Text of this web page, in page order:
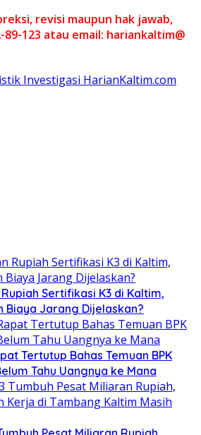
revisi maupun hak jawab,
89-123 atau email: hariankaltim@
Sertifikasi K3 di Kaltim,
Biaya Jarang Dijelaskan?
Tertutup Bahas Temuan BPK
Tahu Uangnya ke Mana